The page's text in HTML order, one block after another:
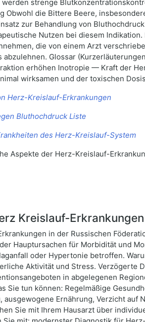
strenge
Obwohl die Bittere Beere,
zur Behandlung von
Nutzen bei diesem
die von einem Arzt
abzulehnen. Glossar
erhöhen Inotropie — Kraft der
wirksamen und der toxischen Dosis
Herz-Kreislauf-Erkrankungen
Bluthochdruck Liste
des Herz-Kreislauf-System
Aspekte der Herz-Kreislauf-
Kreislauf-
in der Russischen
Hauptursachen für Morbidität und
oder Hypertonie betroffen.
Aktivität und Stress. Verzögerte
in abgelegenen
Sie tun können: Regelmäßige
ausgewogene Ernährung, Verzicht
Sie mit Ihrem Hausarzt über